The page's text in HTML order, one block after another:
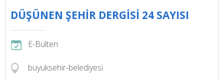
DÜŞÜNEN ŞEHİR DERGİSİ 24 SAYISI
E-Bülten
buyuksehir-belediyesi